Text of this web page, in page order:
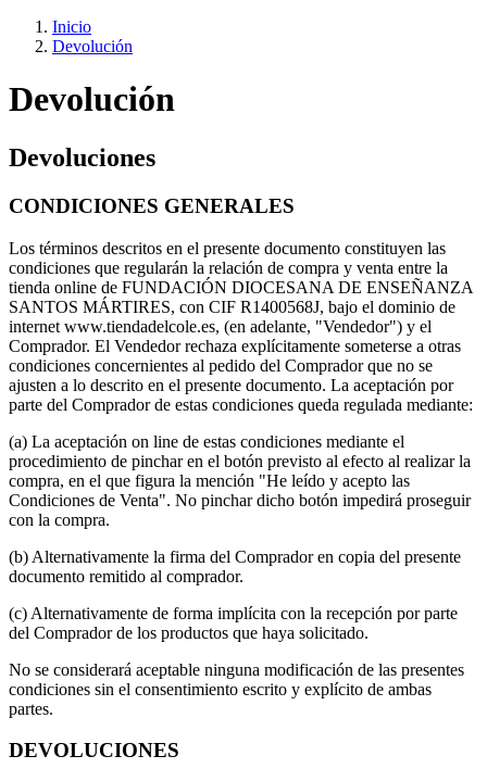
Inicio
Devolución
Devolución
Devoluciones
CONDICIONES GENERALES
Los términos descritos en el presente documento constituyen las
condiciones que regularán la relación de compra y venta entre la
tienda online de FUNDACIÓN DIOCESANA DE ENSEÑANZA
SANTOS MÁRTIRES, con CIF R1400568J, bajo el dominio de
internet www.tiendadelcole.es, (en adelante, "Vendedor") y el
Comprador. El Vendedor rechaza explícitamente someterse a otras
condiciones concernientes al pedido del Comprador que no se
ajusten a lo descrito en el presente documento. La aceptación por
parte del Comprador de estas condiciones queda regulada mediante:
(a) La aceptación on line de estas condiciones mediante el
procedimiento de pinchar en el botón previsto al efecto al realizar la
compra, en el que figura la mención "He leído y acepto las
Condiciones de Venta". No pinchar dicho botón impedirá proseguir
con la compra.
(b) Alternativamente la firma del Comprador en copia del presente
documento remitido al comprador.
(c) Alternativamente de forma implícita con la recepción por parte
del Comprador de los productos que haya solicitado.
No se considerará aceptable ninguna modificación de las presentes
condiciones sin el consentimiento escrito y explícito de ambas
partes.
DEVOLUCIONES